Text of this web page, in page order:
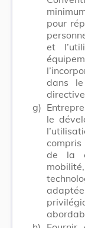
pour
et
dans
g)
le
compris
de la